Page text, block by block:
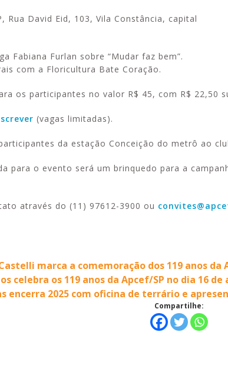
Rua David Eid, 103, Vila Constância, capital
Fabiana Furlan sobre “Mudar faz bem”.
com a Floricultura Bate Coração.
os participantes no valor R$ 45, com R$ 22,50
(vagas limitadas).
da estação Conceição do metrô ao
para o evento será um brinquedo para a
através do (11) 97612-3900 ou
marca a comemoração dos 119 anos da
celebra os 119 anos da Apcef/SP no dia 16 de
encerra 2025 com oficina de terrário e
Compartilhe: